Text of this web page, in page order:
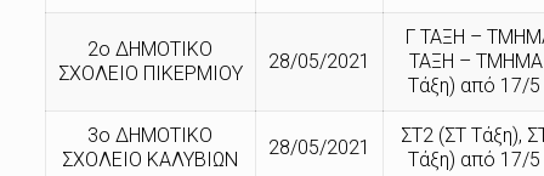
2ο ΔΗΜΟΤΙΚΟ
ΣΧΟΛΕΙΟ ΠΙΚΕΡΜΙΟΥ
28/05/2021
Γ ΤΑΞΗ –
ΤΑΞΗ – ΤΜΗΜΑ
Τάξη) από 17/
3ο ΔΗΜΟΤΙΚΟ
ΣΧΟΛΕΙΟ ΚΑΛΥΒΙΩΝ
28/05/2021
ΣΤ2 (ΣΤ Τάξη),
Τάξη) από 17/